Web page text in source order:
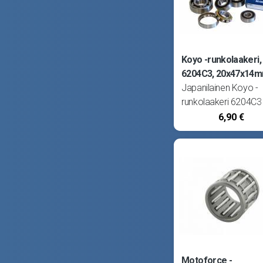
Koyo -runkolaakeri,
6204C3,
Japanilainen Koyo -
runkolaakeri 6204C3
(20x47x14). Kestää
kovimmatkin
valitse Koyo! Sopii
kampiakselille,
vasemmalle puolelle:
Suzuki Pv50, S1 ja
6,90 €
Motoforce -